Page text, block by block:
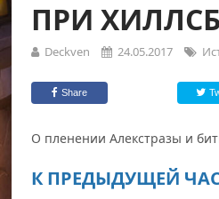
ПРИ
Deckven 24.05.2017
Share
О пленении Алекстразы и
К ПРЕДЫДУЩЕЙ